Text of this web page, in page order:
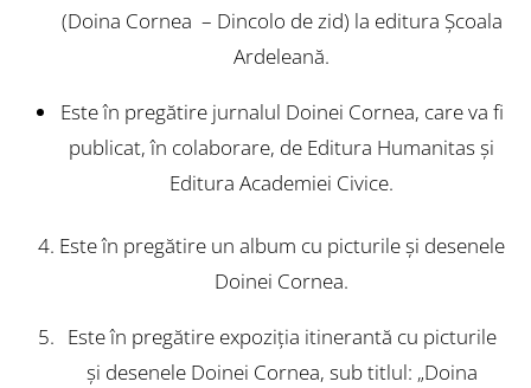
(Doina Cornea – Dincolo de zid) la editura Şcoala
Ardeleană.
Este în pregătire jurnalul Doinei Cornea, care va fi
publicat, în colaborare, de Editura Humanitas şi
Editura Academiei Civice.
Este în pregătire un album cu picturile şi desenele
Doinei Cornea.
Este în pregătire expoziţia itinerantă cu picturile
şi desenele Doinei Cornea, sub titlul: „Doina